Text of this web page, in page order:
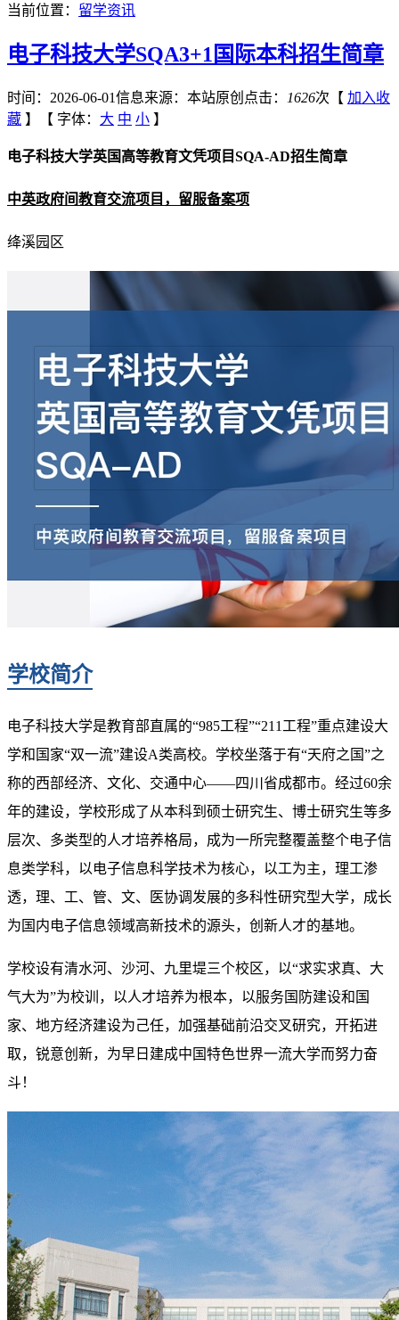
当前位置： 留学资讯
电子科技大学SQA3+1国际本科招生简章
时间：2026-06-01信息来源：本站原创 点击： 1626次 【 加入收
藏 】【 字体： 大 中 小 】
电子科技大学英国高等教育文凭项目SQA-AD招生简章
中英政府间教育交流项目，留服备案项
绛溪园区
学校简介
电子科技大学是教育部直属的“985工程”“211工程”重点建设大
学和国家“双一流”建设A类高校。学校坐落于有“天府之国”之
称的西部经济、文化、交通中心——四川省成都市。经过60余
年的建设，学校形成了从本科到硕士研究生、博士研究生等多
层次、多类型的人才培养格局，成为一所完整覆盖整个电子信
息类学科，以电子信息科学技术为核心，以工为主，理工渗
透，理、工、管、文、医协调发展的多科性研究型大学，成长
为国内电子信息领域高新技术的源头，创新人才的基地。
学校设有清水河、沙河、九里堤三个校区，以“求实求真、大
气大为”为校训，以人才培养为根本，以服务国防建设和国
家、地方经济建设为己任，加强基础前沿交叉研究，开拓进
取，锐意创新，为早日建成中国特色世界一流大学而努力奋
斗！